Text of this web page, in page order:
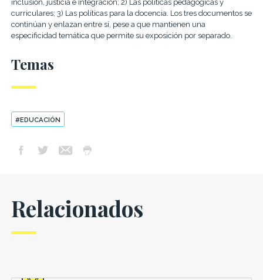
inclusión, justicia e integración; 2) Las políticas pedagógicas y
curriculares; 3) Las políticas para la docencia. Los tres documentos se
continúan y enlazan entre sí, pese a que mantienen una
especificidad temática que permite su exposición por separado.
Temas
#EDUCACIÓN
Relacionados